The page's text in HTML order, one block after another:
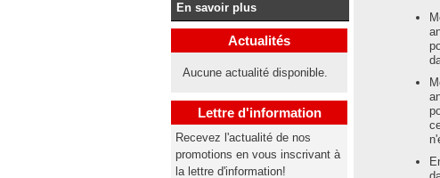
En savoir plus
Actualités
Aucune actualité disponible.
Lettre d'information
Recevez l'actualité de nos
promotions en vous inscrivant à
la lettre d'information!